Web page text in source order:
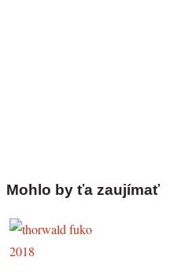
Mohlo by ťa zaujímať